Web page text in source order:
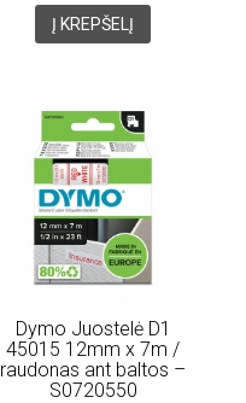
Į KREPŠELĮ
Dymo Juostelė D1
45015 12mm x 7m /
raudonas ant baltos –
S0720550